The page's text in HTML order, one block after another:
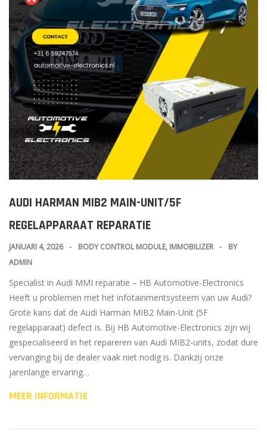
AUDI HARMAN MIB2 MAIN-UNIT/5F
REGELAPPARAAT REPARATIE
JANUARI 4, 2026 BODY CONTROL MODULE, IMMOBILIZER
BY
ADMIN
Specialist in Audi MMI reparatie – HB Automotive-Electronics
Heeft u problemen met het infotainmentsysteem van uw Audi?
Grote kans dat de Audi Harman MIB2 Main-Unit (5F
regelapparaat) defect is. Bij HB Automotive-Electronics zijn wij
gespecialiseerd in het repareren van Audi MIB2-units, zodat dure
vervanging bij de dealer vaak niet nodig is. Dankzij onze
jarenlange ervaring…
MEER INFORMATIE